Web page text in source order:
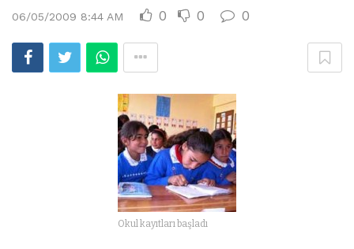
06/05/2009 8:44 AM 0 0 0
Okul kayıtları başladı